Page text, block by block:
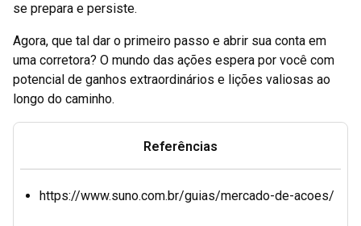
se prepara e persiste.
Agora, que tal dar o primeiro passo e abrir sua conta em
uma corretora? O mundo das ações espera por você com
potencial de ganhos extraordinários e lições valiosas ao
longo do caminho.
Referências
https://www.suno.com.br/guias/mercado-de-acoes/